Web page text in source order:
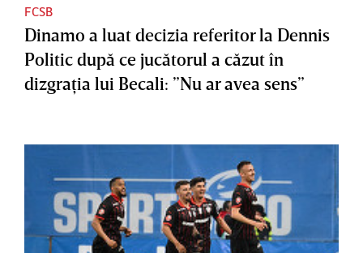
FCSB
Dinamo a luat decizia referitor la Dennis
Politic după ce jucătorul a căzut în
dizgraţia lui Becali: ”Nu ar avea sens”